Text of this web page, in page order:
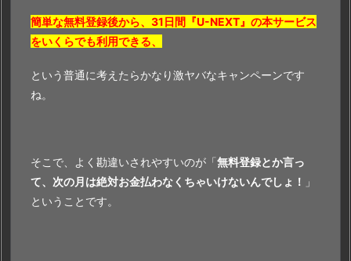
簡単な無料登録後から、31日間『U-NEXT』の本サービス
をいくらでも利用できる、
という普通に考えたらかなり激ヤバなキャンペーンです
ね。
そこで、よく勘違いされやすいのが「無料登録とか言っ
て、次の月は絶対お金払わなくちゃいけないんでしょ！ 」
ということです。